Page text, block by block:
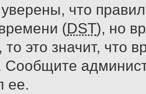
что
(DST), но
то это значит, что
Сообщите
ее.